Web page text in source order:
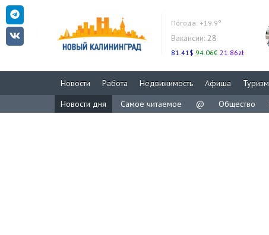
Погода: +19.9°
Вакансии: 28
81.41$ 94.06€ 21.86zł
Новости Работа Недвижимость Афиша Туризм
Новости дня
Самое читаемое @ Общество